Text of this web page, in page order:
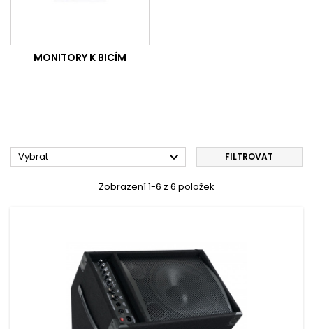
MONITORY K BICÍM
Vybrat  FILTROVAT
Zobrazení 1-6 z 6 položek